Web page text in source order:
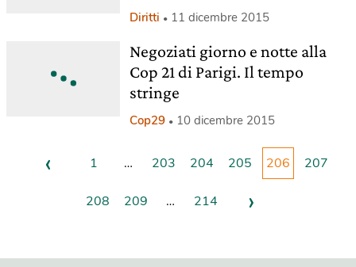
Diritti 11 dicembre 2015
Negoziati giorno e notte alla
Cop 21 di Parigi. Il tempo
stringe
Cop29 10 dicembre 2015
‹ 1 … 203 204 205 206 207
208 209 … 214 ›